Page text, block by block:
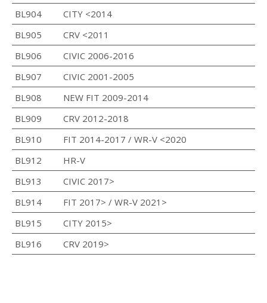
BL904
CITY <2014
BL905
CRV <2011
BL906
CIVIC 2006-2016
BL907
CIVIC 2001-2005
BL908
NEW FIT 2009-2014
BL909
CRV 2012-2018
BL910
FIT 2014-2017 / WR-V <2020
BL912
HR-V
BL913
CIVIC 2017>
BL914
FIT 2017> / WR-V 2021>
BL915
CITY 2015>
BL916
CRV 2019>